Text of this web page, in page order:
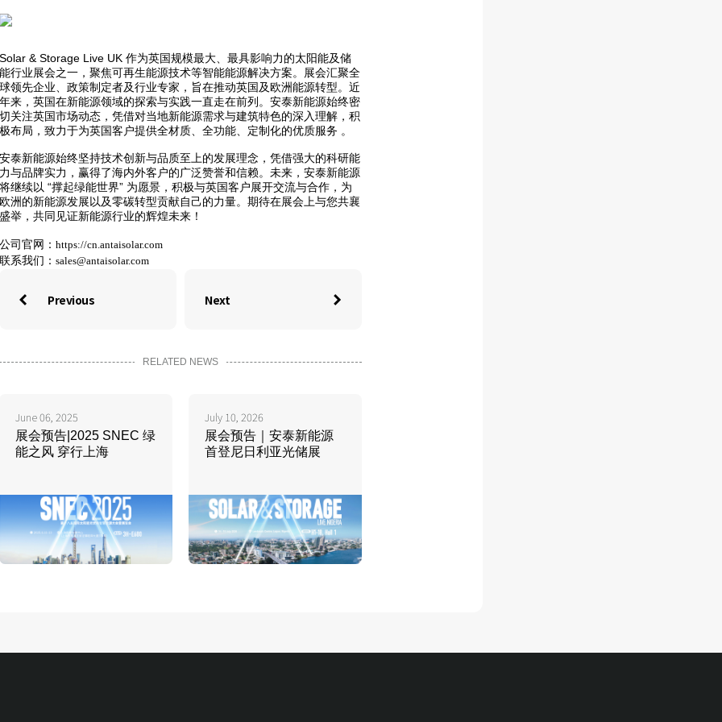
Solar & Storage Live UK 作为英国规模最大、最具影响力的太阳能及储
能行业展会之一，聚焦可再生能源技术等智能能源解决方案。展会汇聚全
球领先企业、政策制定者及行业专家，旨在推动英国及欧洲能源转型。近
年来，英国在新能源领域的探索与实践一直走在前列。安泰新能源始终密
切关注英国市场动态，凭借对当地新能源需求与建筑特色的深入理解，积
极布局，致力于为英国客户提供全材质、全功能、定制化的优质服务 。
安泰新能源始终坚持技术创新与品质至上的发展理念，凭借强大的科研能
力与品牌实力，赢得了海内外客户的广泛赞誉和信赖。未来，安泰新能源
将继续以 “撑起绿能世界” 为愿景，积极与英国客户展开交流与合作，为
欧洲的新能源发展以及零碳转型贡献自己的力量。期待在展会上与您共襄
盛举，共同见证新能源行业的辉煌未来！
公司官网： https://cn.antaisolar.com
联系我们： sales@antaisolar.com
 Previous Next 
RELATED NEWS
June 06, 2025
展会预告|2025 SNEC 绿
能之风 穿行上海
July 10, 2026
展会预告｜安泰新能源
首登尼日利亚光储展